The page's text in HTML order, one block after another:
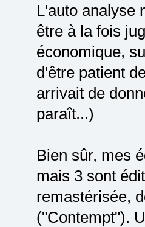
L'auto analyse
être à la fois
économique,
d'être patient
arrivait de
paraît...)
Bien sûr, mes
mais 3 sont
remastérisée,
("Contempt").